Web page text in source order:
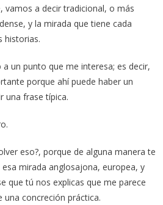
vamos a decir tradicional, o más
y la mirada que tiene cada
historias.
a un punto que me interesa; es decir,
porque ahí puede haber un
una frase típica.
eso?, porque de alguna manera te
mirada anglosajona, europea, y
que tú nos explicas que me parece
concreción práctica.